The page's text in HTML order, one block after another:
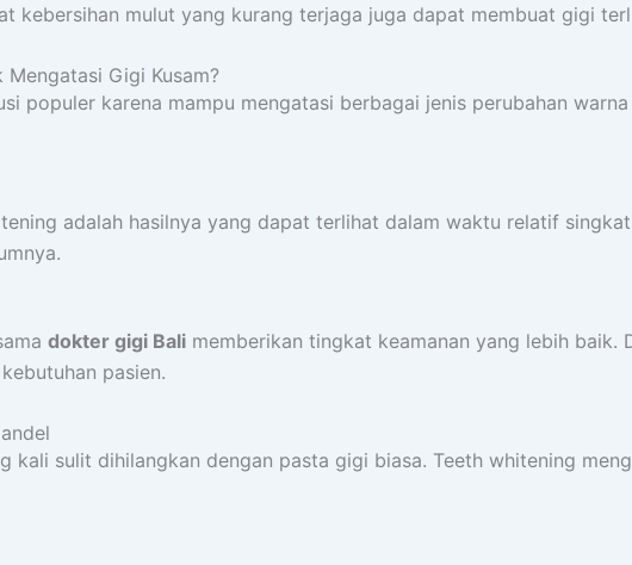
kebersihan mulut yang kurang terjaga juga dapat membuat gigi
Gigi Kusam?
populer karena mampu mengatasi berbagai jenis perubahan
adalah hasilnya yang dapat terlihat dalam waktu relatif
dokter gigi Bali memberikan tingkat keamanan yang lebih
pasien.
sulit dihilangkan dengan pasta gigi biasa. Teeth whitening